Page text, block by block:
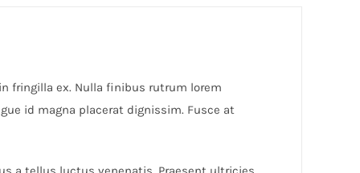
fringilla ex. Nulla finibus rutrum lorem
id magna placerat dignissim. Fusce at